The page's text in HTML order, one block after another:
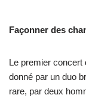
Façonner des
Le premier
donné par un duo
rare, par deux